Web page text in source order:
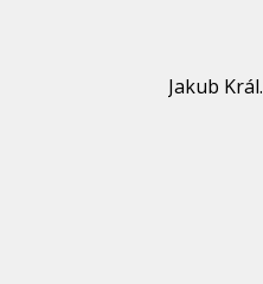
Jakub Král.